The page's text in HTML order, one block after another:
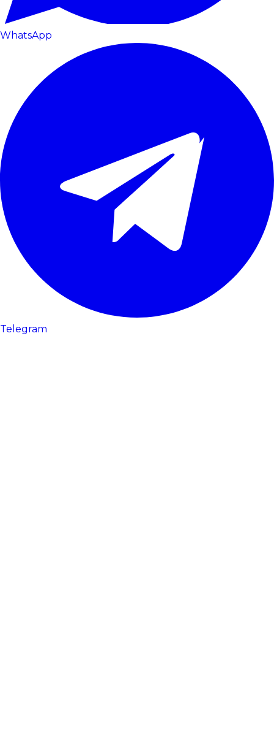
WhatsApp
Telegram